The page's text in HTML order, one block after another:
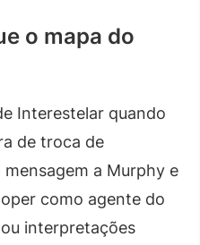
o mapa do
Interestelar quando
de troca de
a Murphy e
como agente do
interpretações